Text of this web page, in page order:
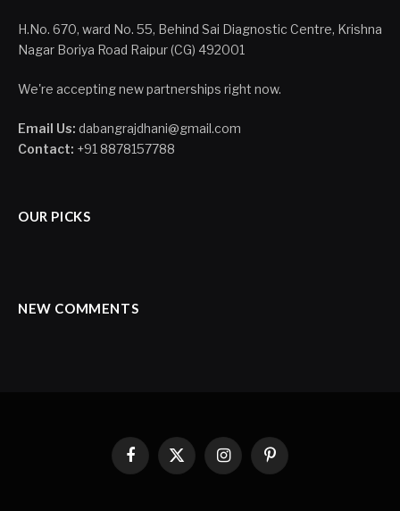
H.No. 670, ward No. 55, Behind Sai Diagnostic Centre, Krishna
Nagar Boriya Road Raipur (CG) 492001
We're accepting new partnerships right now.
Email Us: dabangrajdhani@gmail.com
Contact: +91 8878157788
OUR PICKS
NEW COMMENTS
Facebook
X
InstagramPinterest